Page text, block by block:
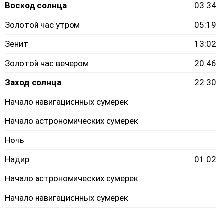
Восход солнца
03:34
Золотой час утром
05:19
Зенит
13:02
Золотой час вечером
20:46
Заход солнца
22:30
Начало навигационных сумерек
Начало астрономических сумерек
Ночь
Надир
01:02
Начало астрономических сумерек
Начало навигационных сумерек